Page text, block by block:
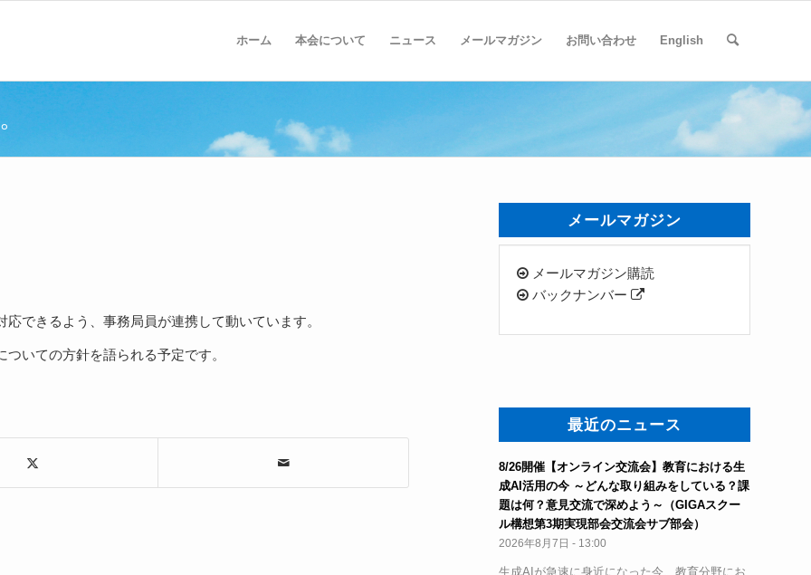
ホーム 本会について ニュース メールマガジン お問い合わせ English
できるよう、事務局員が連携して動いています。
いての方針を語られる予定です。
メールマガジン
メールマガジン購読
バックナンバー
最近のニュース
8/26開催【オンライン交流会】教育における生
成AI活用の今 ～どんな取り組みをしている？課
題は何？意見交流で深めよう～（GIGAスクー
ル構想第3期実現部会交流会サブ部会）
2026年8月7日 - 13:00
生成AIが急速に身近になった今、教育分野にお